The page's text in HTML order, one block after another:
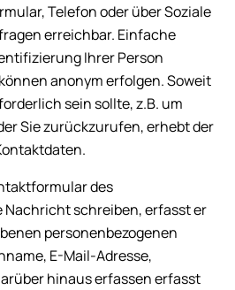
Telefon oder über Soziale
erreichbar. Einfache
Ihrer Person
anonym erfolgen. Soweit
sein sollte, z.B. um
Sie zurückzurufen, erhebt der
des
schreiben, erfasst er
personenbezogenen
E-Mail-Adresse,
hinaus erfassen erfasst